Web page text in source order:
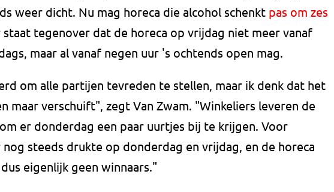
weer dicht. Nu mag horeca die alcohol schenkt pas om zes
staat tegenover dat de horeca op vrijdag niet meer vanaf
maar al vanaf negen uur 's ochtends open mag.
om alle partijen tevreden te stellen, maar ik denk dat het
maar verschuift", zegt Van Zwam. "Winkeliers leveren de
er donderdag een paar uurtjes bij te krijgen. Voor
steeds drukte op donderdag en vrijdag, en de horeca
eigenlijk geen winnaars."